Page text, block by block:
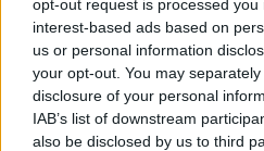
opt-out request is processed you
interest-based ads based on
us or personal information
your opt-out. You may
disclosure of your personal
IAB’s list of downstream
also be disclosed by us to third